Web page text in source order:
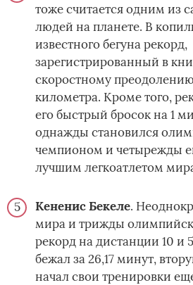
тоже считается одним из
людей на планете. В
известного бегуна рекорд,
зарегистрированный в
скоростному
километра. Кроме того,
его быстрый бросок на 1
однажды становился
чемпионом и четырежды
лучшим легкоатлетом
Кененис Бекеле.
мира и трижды
рекорд на дистанции 10 и
бежал за 26,17 минут,
начал свои тренировки